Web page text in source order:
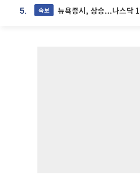
5. 속보 뉴욕증시, 상승...나스닥